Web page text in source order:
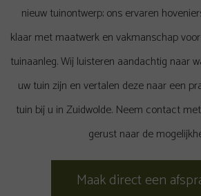
nieuwtuinontwerp; ons ervaren
klaar met maatwerk en vakmanschap
tuinaanleg. Wij luisteren aandachtig naar
uw tuin zijn en vertalen deze naar een
tuin bij u in Zuidwolde. Neem contact
gerust naar de
Maak direct een